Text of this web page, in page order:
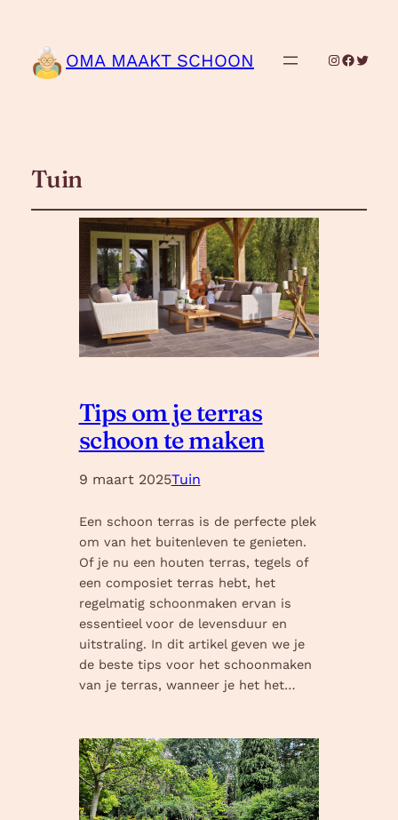
OMA MAAKT SCHOON Instagram
Tuin
Tips om je terras
schoon te maken
9 maart 2025Tuin
Een schoon terras is de perfecte plek
om van het buitenleven te genieten.
Of je nu een houten terras, tegels of
een composiet terras hebt, het
regelmatig schoonmaken ervan is
essentieel voor de levensduur en
uitstraling. In dit artikel geven we je
de beste tips voor het schoonmaken
van je terras, wanneer je het het…